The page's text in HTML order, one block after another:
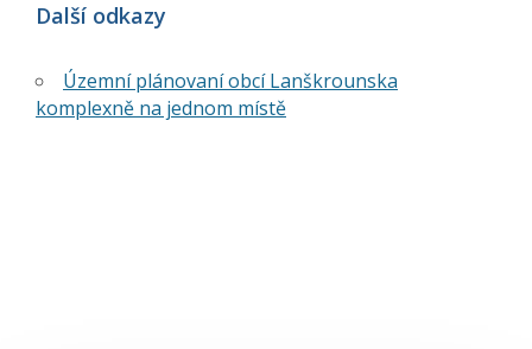
Další odkazy
Územní plánovaní obcí Lanškrounska
komplexně na jednom místě